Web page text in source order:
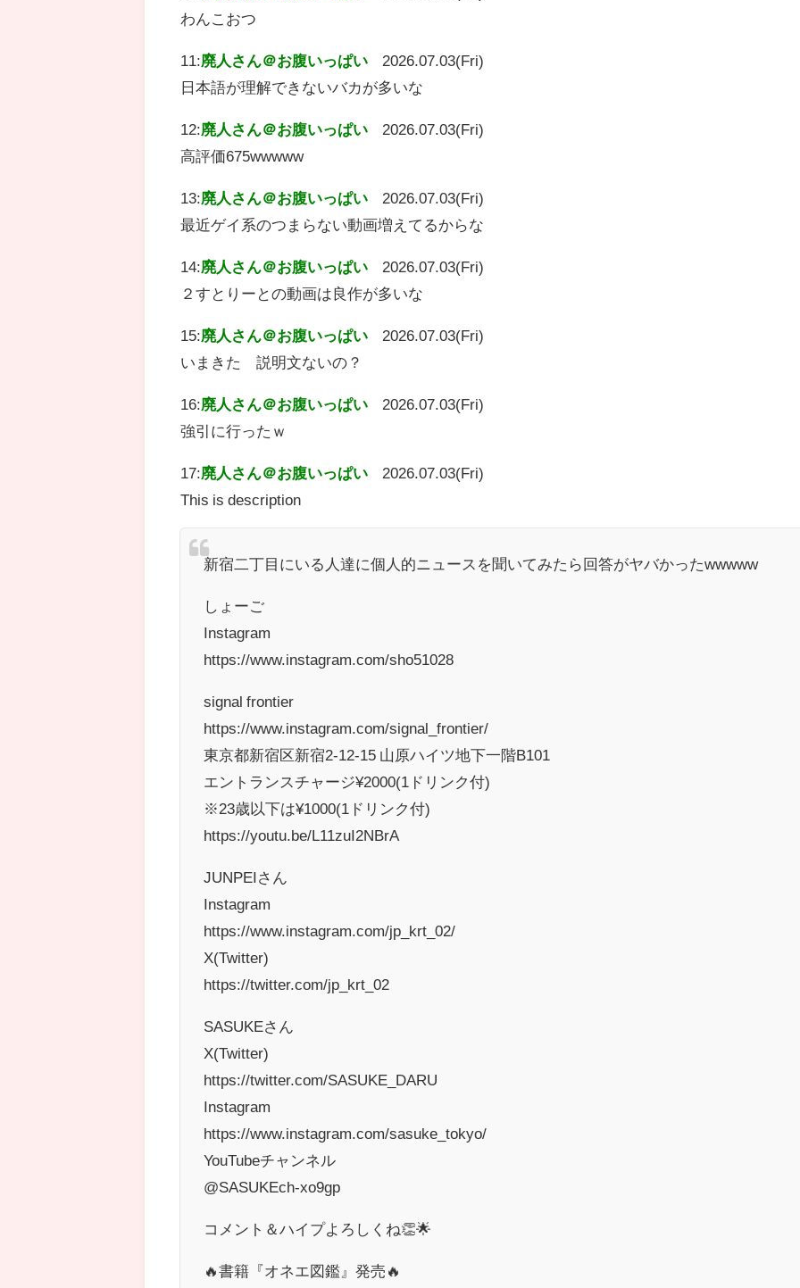
わんこおつ
11:廃人さん＠お腹いっぱい
2026.07.03(Fri)
日本語が理解できないバカが多いな
12:廃人さん＠お腹いっぱい
2026.07.03(Fri)
高評価675wwwww
13:廃人さん＠お腹いっぱい
2026.07.03(Fri)
最近ゲイ系のつまらない動画増えてるからな
14:廃人さん＠お腹いっぱい
2026.07.03(Fri)
２すとりーとの動画は良作が多いな
15:廃人さん＠お腹いっぱい
2026.07.03(Fri)
いまきた 説明文ないの？
16:廃人さん＠お腹いっぱい
2026.07.03(Fri)
強引に行ったｗ
17:廃人さん＠お腹いっぱい
2026.07.03(Fri)
This is description
新宿二丁目にいる人達に個人的ニュースを聞いてみたら回答がヤバかったwwwww
しょーご
Instagram
https://www.instagram.com/sho51028
signal frontier
https://www.instagram.com/signal_frontier/
東京都新宿区新宿2-12-15 山原ハイツ地下一階B101
エントランスチャージ¥2000(1ドリンク付)
※23歳以下は¥1000(1ドリンク付)
https://youtu.be/L11zuI2NBrA
JUNPEIさん
Instagram
https://www.instagram.com/jp_krt_02/
X(Twitter)
https://twitter.com/jp_krt_02
SASUKEさん
X(Twitter)
https://twitter.com/SASUKE_DARU
Instagram
https://www.instagram.com/sasuke_tokyo/
YouTubeチャンネル
@SASUKEch-xo9gp
コメント＆ハイプよろしくね👏🌟
🔥書籍『オネエ図鑑』発売🔥